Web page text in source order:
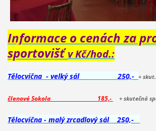
Informace o cenách za
sportovišťv Kč/hod.:
Tělocvična - velký sál 250,- +
členové Sokola 185,- + skutečná
Tělocvična - malý zrcadlový sál 250,-